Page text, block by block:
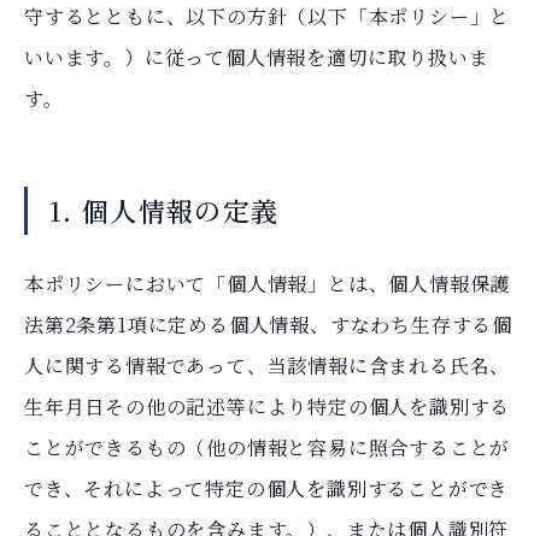
守するとともに、以下の方針（以下「本ポリシー」と
いいます。）に従って個人情報を適切に取り扱いま
す。
1. 個人情報の定義
本ポリシーにおいて「個人情報」とは、個人情報保護
法第2条第1項に定める個人情報、すなわち生存する個
人に関する情報であって、当該情報に含まれる氏名、
生年月日その他の記述等により特定の個人を識別する
ことができるもの（他の情報と容易に照合することが
でき、それによって特定の個人を識別することができ
ることとなるものを含みます。）、または個人識別符